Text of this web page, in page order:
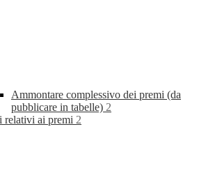
Ammontare complessivo dei premi (da
pubblicare in tabelle) 2
relativi ai premi 2